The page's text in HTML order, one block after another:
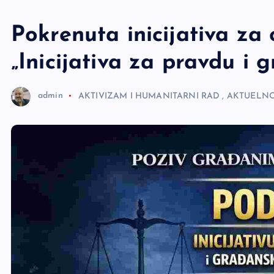
Pokrenuta inicijativa za
„Inicijativa za pravdu i
admin AKTIVIZAM I HUMANITARNI RAD ,